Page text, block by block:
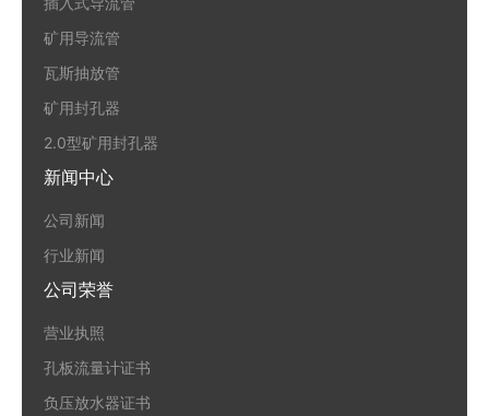
矿用导流管
瓦斯抽放管
矿用封孔器
2.0型矿用封孔器
新闻中心
公司新闻
行业新闻
公司荣誉
营业执照
孔板流量计证书
负压放水器证书